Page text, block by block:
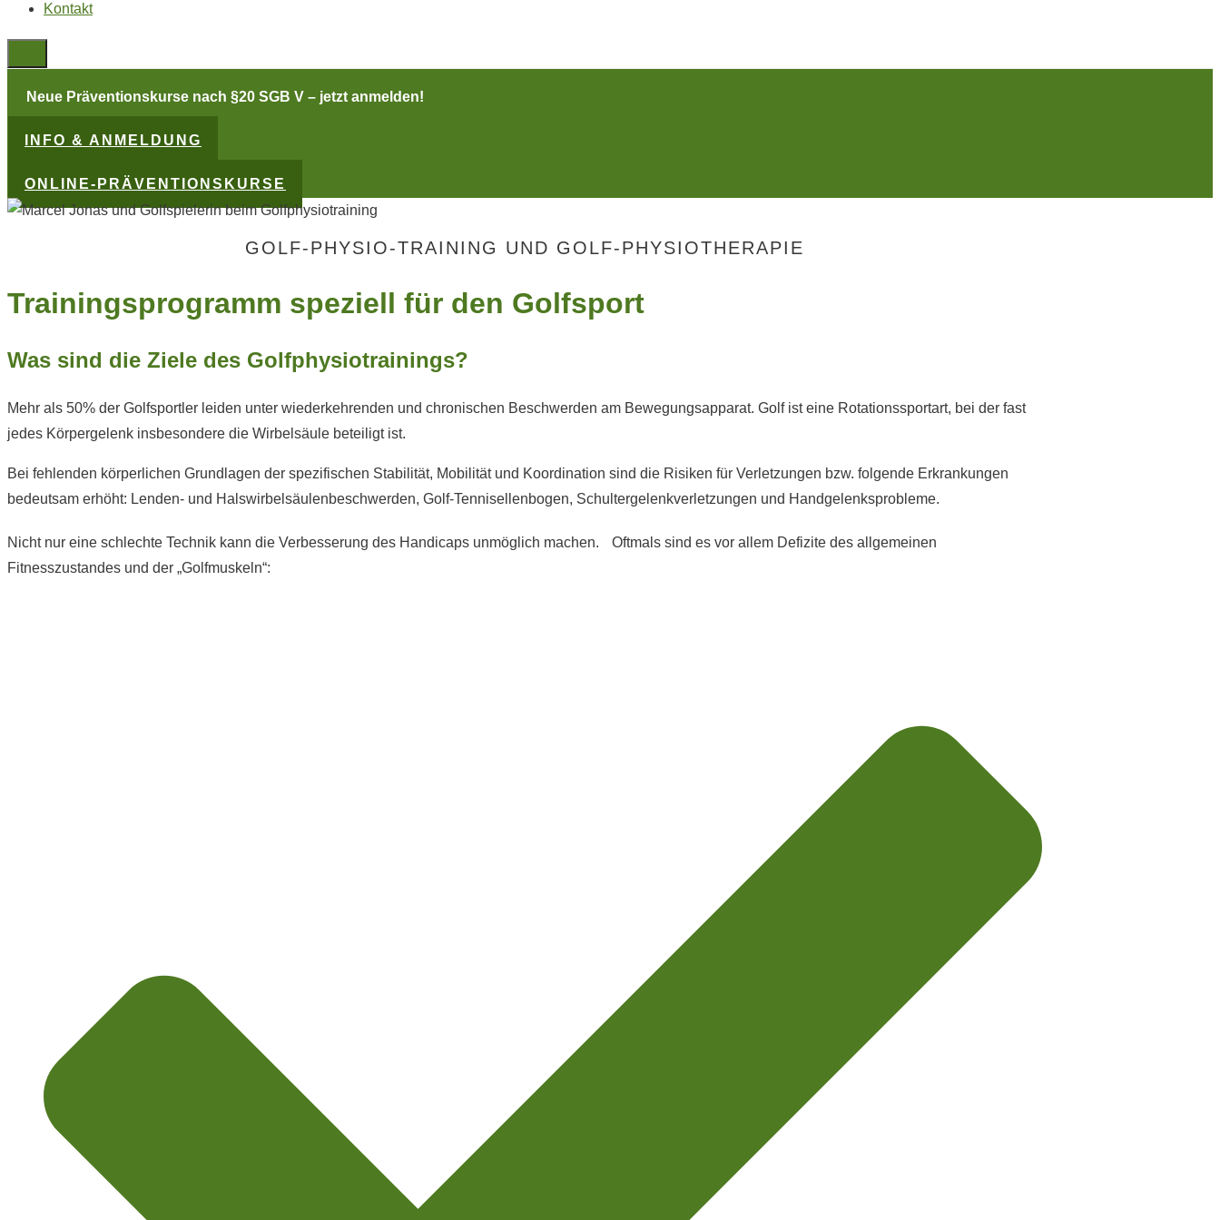
Kontakt
Neue Präventionskurse nach §20 SGB V – jetzt anmelden!
INFO & ANMELDUNG
ONLINE-PRÄVENTIONSKURSE
GOLF-PHYSIO-TRAINING UND GOLF-PHYSIOTHERAPIE
Trainingsprogramm speziell für den Golfsport
Was sind die Ziele des Golfphysiotrainings?
Mehr als 50% der Golfsportler leiden unter wiederkehrenden und chronischen Beschwerden am Bewegungsapparat. Golf ist eine Rotationssportart, bei der fast
jedes Körpergelenk insbesondere die Wirbelsäule beteiligt ist.
Bei fehlenden körperlichen Grundlagen der spezifischen Stabilität, Mobilität und Koordination sind die Risiken für Verletzungen bzw. folgende Erkrankungen
bedeutsam erhöht: Lenden- und Halswirbelsäulenbeschwerden, Golf-Tennisellenbogen, Schultergelenkverletzungen und Handgelenksprobleme.
Nicht nur eine schlechte Technik kann die Verbesserung des Handicaps unmöglich machen. Oftmals sind es vor allem Defizite des allgemeinen
Fitnesszustandes und der „Golfmuskeln“: